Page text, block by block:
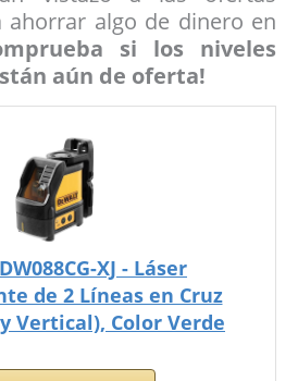
ahorrar algo de dinero en
si los niveles
aún de oferta!
XJ - Láser
de 2 Líneas en Cruz
Vertical), Color Verde